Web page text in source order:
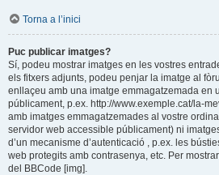
Torna a l’inici
Puc publicar imatges?
Sí, podeu mostrar imatges en les vostres
els fitxers adjunts, podeu penjar la imatge al
enllaçeu amb una imatge emmagatzemada en
públicament, p.ex. http://www.exemple.cat/la-
amb imatges emmagatzemades al vostre
servidor web accessible públicament) ni
d’un mecanisme d’autenticació , p.ex. les
web protegits amb contrasenya, etc. Per
del BBCode [img].